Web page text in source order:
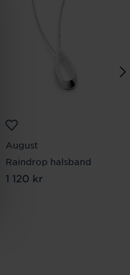
August
Raindrop halsband
Pris: 1 120 kr
1 120 kr